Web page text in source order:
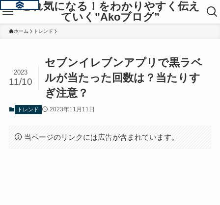
これ気になる！をわかりやすく伝え
ていく”Akoブログ”
ホーム トレンド
セブンイレブンアプリで黒ラベ
ルが当たった回数は？当たりす
ぎ注意？
2023
11/10
トレンド 2023年11月11日
当ページのリンクには広告が含まれています。